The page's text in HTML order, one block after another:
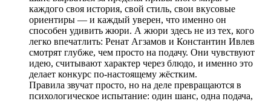
каждого своя история, свой стиль, свои вкусовые
ориентиры — и каждый уверен, что именно он
способен удивить жюри. А жюри здесь не из тех, кого
легко впечатлить: Ренат Агзамов и Константин Ивлев
смотрят глубже, чем просто на подачу. Они чувствуют
идею, считывают характер через блюдо, и именно это
делает конкурс по-настоящему жёстким.
Правила звучат просто, но на деле превращаются в
психологическое испытание: один шанс, одна подача,